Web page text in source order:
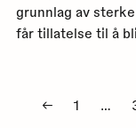
grunnlag av
får tillatelse til å
← 1 …